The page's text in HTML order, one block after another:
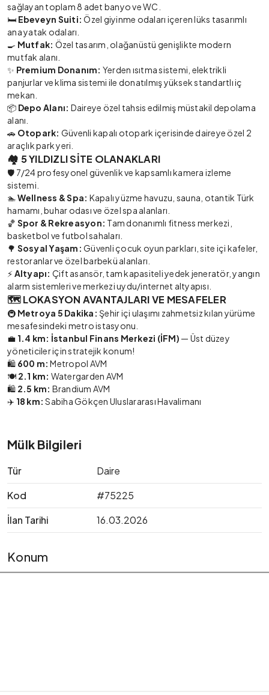
sağlayan toplam 8 adet banyo ve WC.
🛏️ Ebeveyn Suiti: Özel giyinme odaları içeren lüks tasarımlı
ana yatak odaları.
🍳 Mutfak: Özel tasarım, olağanüstü genişlikte modern
mutfak alanı.
✨ Premium Donanım: Yerden ısıtma sistemi, elektrikli
panjurlar ve klima sistemi ile donatılmış yüksek standartlı iç
mekan.
📦 Depo Alanı: Daireye özel tahsis edilmiş müstakil depolama
alanı.
🚗 Otopark: Güvenli kapalı otopark içerisinde daireye özel 2
araçlık park yeri.
🏘️ 5 YILDIZLI SİTE OLANAKLARI
🛡️ 7/24 profesyonel güvenlik ve kapsamlı kamera izleme
sistemi.
🏊Wellness & Spa: Kapalı yüzme havuzu, sauna, otantik Türk
hamamı, buhar odası ve özel spa alanları.
🏀 Spor & Rekreasyon: Tam donanımlı fitness merkezi,
basketbol ve futbol sahaları.
🌳 Sosyal Yaşam: Güvenli çocuk oyun parkları, site içi kafeler,
restoranlar ve özel barbekü alanları.
⚡ Altyapı: Çift asansör, tam kapasiteli yedek jeneratör, yangın
alarm sistemleri ve merkezi uydu/internet altyapısı.
🗺️ LOKASYON AVANTAJLARI VE MESAFELER
🚇 Metroya 5 Dakika: Şehir içi ulaşımı zahmetsiz kılan yürüme
mesafesindeki metro istasyonu.
💼 1.4 km: İstanbul Finans Merkezi (İFM) — Üst düzey
yöneticiler için stratejik konum!
🛍️ 600 m: Metropol AVM
🍽️ 2.1 km: Watergarden AVM
🛍️ 2.5 km: Brandium AVM
✈️ 18 km: Sabiha Gökçen Uluslararası Havalimanı
Mülk Bilgileri
Tür
Daire
Kod
#75225
İlan Tarihi
16.03.2026
Konum